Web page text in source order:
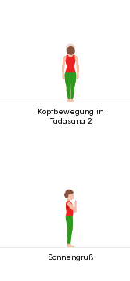
Kopfbewegung in
Tadasana 2
Sonnengruß